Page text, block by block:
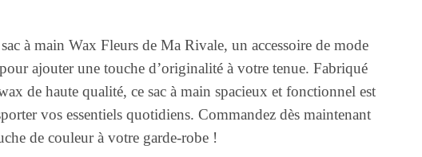
à main Wax Fleurs de Ma Rivale, un accessoire de mode
ajouter une touche d’originalité à votre tenue. Fabriqué
de haute qualité, ce sac à main spacieux et fonctionnel est
vos essentiels quotidiens. Commandez dès maintenant
de couleur à votre garde-robe !